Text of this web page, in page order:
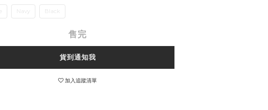
Navy Black
售完
貨到通知我
加入追蹤清單